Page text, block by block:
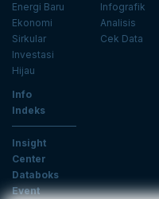
Energi Baru
Ekonomi
Sirkular
Investasi
Hijau
Infografik
Analisis
Cek Data
Info
Indeks
Insight
Center
Databoks
Event